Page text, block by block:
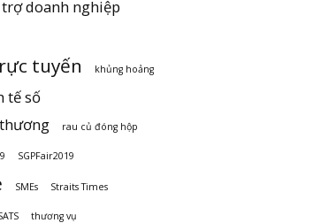
doanh nghiệp
tuyến khủng hoảng
tế số
rau củ đóng hộp
SGPFair2019
SMEs Straits Times
thương vụ